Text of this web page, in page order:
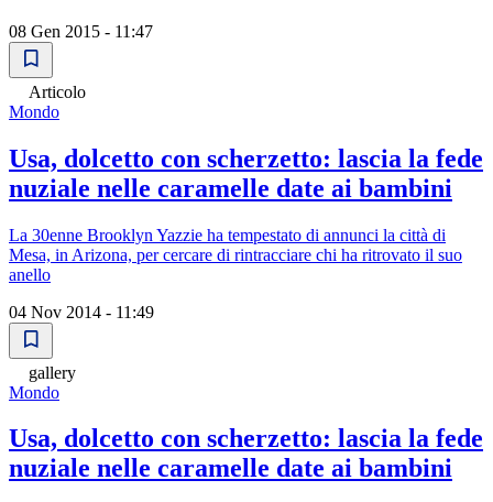
08 Gen 2015 - 11:47
Articolo
Mondo
Usa, dolcetto con scherzetto: lascia la fede
nuziale nelle caramelle date ai bambini
La 30enne Brooklyn Yazzie ha tempestato di annunci la città di
Mesa, in Arizona, per cercare di rintracciare chi ha ritrovato il suo
anello
04 Nov 2014 - 11:49
gallery
Mondo
Usa, dolcetto con scherzetto: lascia la fede
nuziale nelle caramelle date ai bambini